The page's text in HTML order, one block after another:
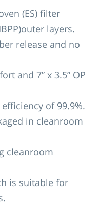
(ES) filter
layers.
release and no
and 7” x 3.5” OP
of 99.9%.
in cleanroom
cleanroom
is suitable for